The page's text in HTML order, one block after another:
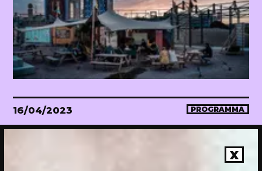
16/04/2023 PROGRAMMA
WEKEA Opening: Maak mee!
Onthulling van de megahuiskamer
X